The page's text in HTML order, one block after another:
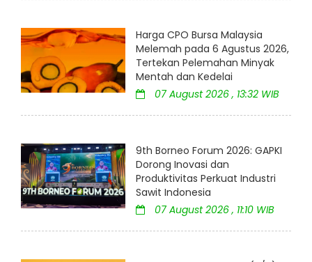
Harga CPO Bursa Malaysia
Melemah pada 6 Agustus 2026,
Tertekan Pelemahan Minyak
Mentah dan Kedelai
07 August 2026 , 13:32 WIB
9th Borneo Forum 2026: GAPKI
Dorong Inovasi dan
Produktivitas Perkuat Industri
Sawit Indonesia
07 August 2026 , 11:10 WIB